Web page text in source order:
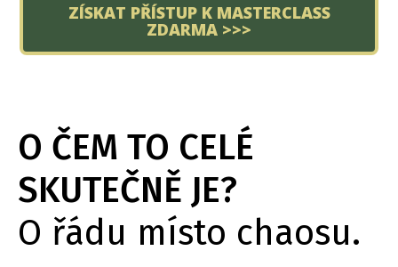
ZÍSKAT PŘÍSTUP K MASTERCLASS
ZDARMA >>>
O ČEM TO CELÉ
SKUTEČNĚ JE?
O řádu místo chaosu.